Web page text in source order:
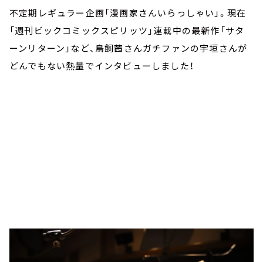
不定期レギュラー企画「漫画家さんいらっしゃい」。現在
「週刊ビックコミックスピリッツ」連載中の最新作「サタ
ーンリターン」など、鳥飼茜さんガチファンの宇垣さんが
どんでもない熱量でインタビューしました！